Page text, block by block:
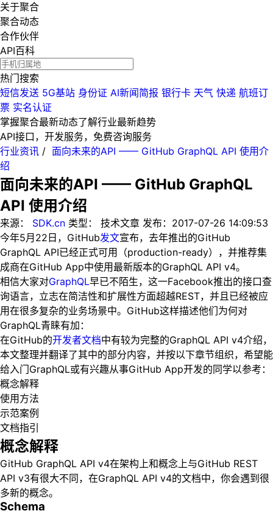
关于聚合
聚合动态
合作伙伴
API百科
热门搜索
短信发送 5G基站 身份证 AI新闻简报 银行卡 天气 快递 航班订
票 实名认证
掌握聚合最新动态了解行业最新趋势
API接口，开发服务，免费咨询服务
行业资讯 / 面向未来的API —— GitHub GraphQL API 使用介
绍
面向未来的API —— GitHub GraphQL
API 使用介绍
来源： SDK.cn 类型： 技术文章 发布： 2017-07-26 14:09:53
今年5月22日，GitHub发文宣布，去年推出的GitHub
GraphQL API已经正式可用（production-ready），并推荐集
成商在GitHub App中使用最新版本的GraphQL API v4。
相信大家对GraphQL早已不陌生，这一Facebook推出的接口查
询语言，立志在简洁性和扩展性方面超越REST，并且已经被应
用在很多复杂的业务场景中。GitHub这样描述他们为何对
GraphQL青睐有加：
在GitHub的开发者文档中有较为完整的GraphQL API v4介绍，
本文整理并翻译了其中的部分内容，并按以下章节组织，希望能
给入门GraphQL或有兴趣从事GitHub App开发的同学以参考：
概念解释
使用方法
示范案例
文档指引
概念解释
GitHub GraphQL API v4在架构上和概念上与GitHub REST
API v3有很大不同，在GraphQL API v4的文档中，你会遇到很
多新的概念。
Schema